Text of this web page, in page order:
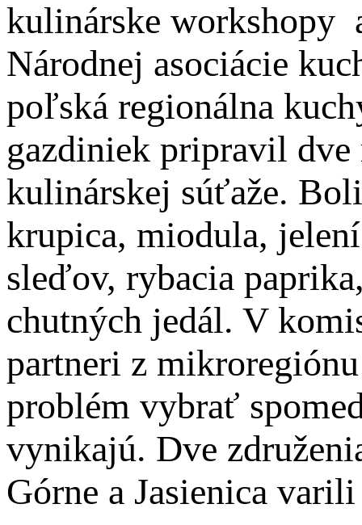
kulinárske workshopy
Národnej asociácie
poľská regionálna
gazdiniek pripravil dve
kulinárskej súťaže.
krupica, miodula,
sleďov, rybacia
chutných jedál. V
partneri z
problém vybrať
vynikajú. Dve
Górne a Jasienica